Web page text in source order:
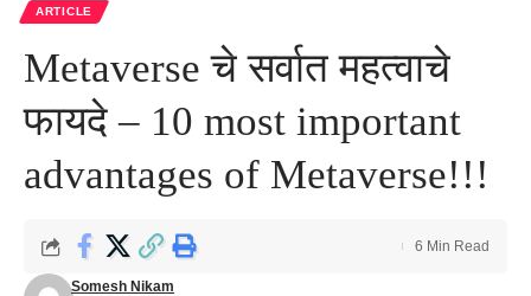
ARTICLE
Metaverse चे सर्वात महत्वाचे
फायदे – 10 most important
advantages of Metaverse!!!
Somesh Nikam
6 Min Read